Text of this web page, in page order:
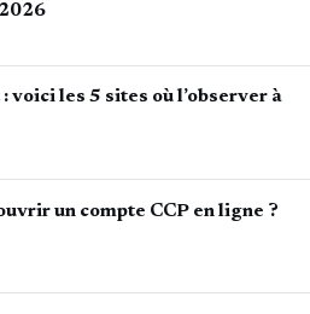
voici les 5 sites où l’observer à
un compte CCP en ligne ?